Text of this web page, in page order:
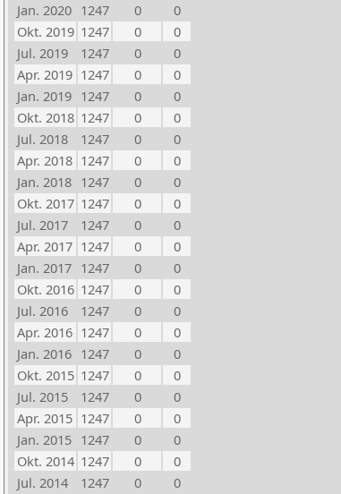
Jan. 2020 1247 0
0
Okt. 2019 1247 0
0
Jul. 2019
1247 0
0
Apr. 2019 1247 0
0
Jan. 2019 1247 0
0
Okt. 2018 1247 0
0
Jul. 2018
1247 0
0
Apr. 2018 1247 0
0
Jan. 2018 1247 0
0
Okt. 2017 1247 0
0
Jul. 2017
1247 0
0
Apr. 2017 1247 0
0
Jan. 2017 1247 0
0
Okt. 2016 1247 0
0
Jul. 2016
1247 0
0
Apr. 2016 1247 0
0
Jan. 2016 1247 0
0
Okt. 2015 1247 0
0
Jul. 2015
1247 0
0
Apr. 2015 1247 0
0
Jan. 2015 1247 0
0
Okt. 2014 1247 0
0
Jul. 2014
1247 0
0